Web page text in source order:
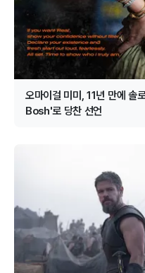
오마이걸 미미, 11년 만에
Bosh'로 당찬 선언